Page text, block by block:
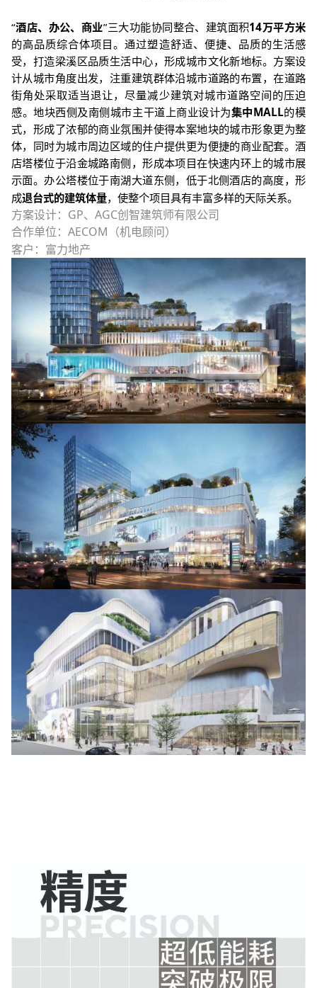
“酒店、办公、商业”三大功能协同整合、建筑面积14万平方米
的高品质综合体项目。通过塑造舒适、便捷、品质的生活感
受，打造梁溪区品质生活中心，形成城市文化新地标。方案设
计从城市角度出发，注重建筑群体沿城市道路的布置，在道路
街角处采取适当退让，尽量减少建筑对城市道路空间的压迫
感。地块西侧及南侧城市主干道上商业设计为集中MALL的模
式，形成了浓郁的商业氛围并使得本案地块的城市形象更为整
体，同时为城市周边区域的住户提供更为便捷的商业配套。酒
店塔楼位于沿金城路南侧，形成本项目在快速内环上的城市展
示面。办公塔楼位于南湖大道东侧，低于北侧酒店的高度，形
成退台式的建筑体量，使整个项目具有丰富多样的天际关系。
方案设计： GP、 AGC创智建筑师有限公司
合作单位： AECOM （机电顾问）
客户：富力地产